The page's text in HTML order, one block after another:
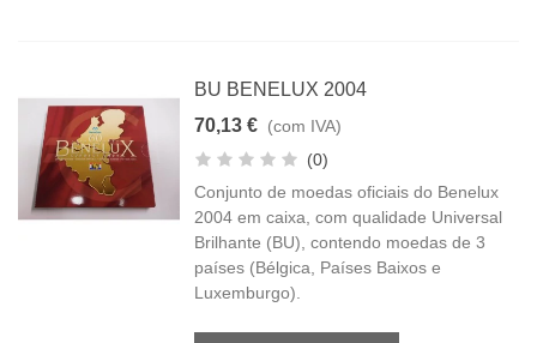
BU BENELUX 2004
70,13 € (com IVA)
(0)
Conjunto de moedas oficiais do Benelux
2004 em caixa, com qualidade Universal
Brilhante (BU), contendo moedas de 3
países (Bélgica, Países Baixos e
Luxemburgo).